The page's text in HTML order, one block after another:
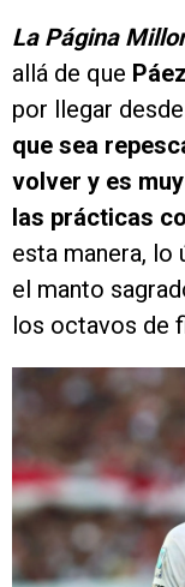
La Página
allá de que Páez
por llegar
que sea
volver y es
las prácticas
esta manera, lo
el manto
los octavos de